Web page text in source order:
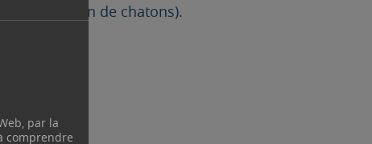
par la
comprendre
prolifération de chatons).